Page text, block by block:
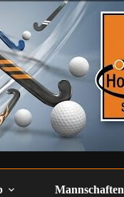
Mannschaften